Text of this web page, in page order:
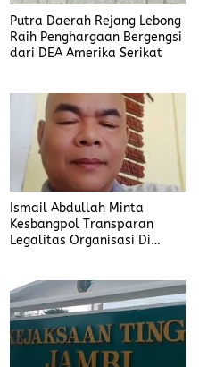
Putra Daerah Rejang Lebong
Raih Penghargaan Bergengsi
dari DEA Amerika Serikat
Ismail Abdullah Minta
Kesbangpol Transparan
Legalitas Organisasi Di